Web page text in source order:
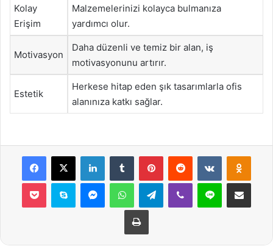
Kolay
Erişim
Malzemelerinizi kolayca bulmanıza
yardımcı olur.
Motivasyon
Daha düzenli ve temiz bir alan, iş
motivasyonunu artırır.
Estetik
Herkese hitap eden şık tasarımlarla ofis
alanınıza katkı sağlar.
Facebook
X LinkedInTumblr PinterestReddit VKontakte
Pocket Skype MessengerWhatsAppTelegramViber Line E-Posta ile
Yazdır